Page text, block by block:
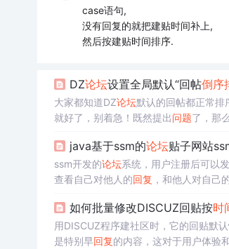
case语句,
没有回复的就把建贴时间补上,
然后按建贴时间排序.
DZ论坛设置全局默认“回帖倒序
大家都知道DZ论坛默认的回帖都正常排
就好了，别着急！既然提出问题了，那
bel for="ordertype..
java基于ssm的论坛贴子网站
ssm开发的论坛系统，用户注册后可以
查看自己对他人的回复 ，和他人对自己
如何批量修改DISCUZ回贴按时
用DISCUZ程序建社区时，它的回贴默
是特别早回复